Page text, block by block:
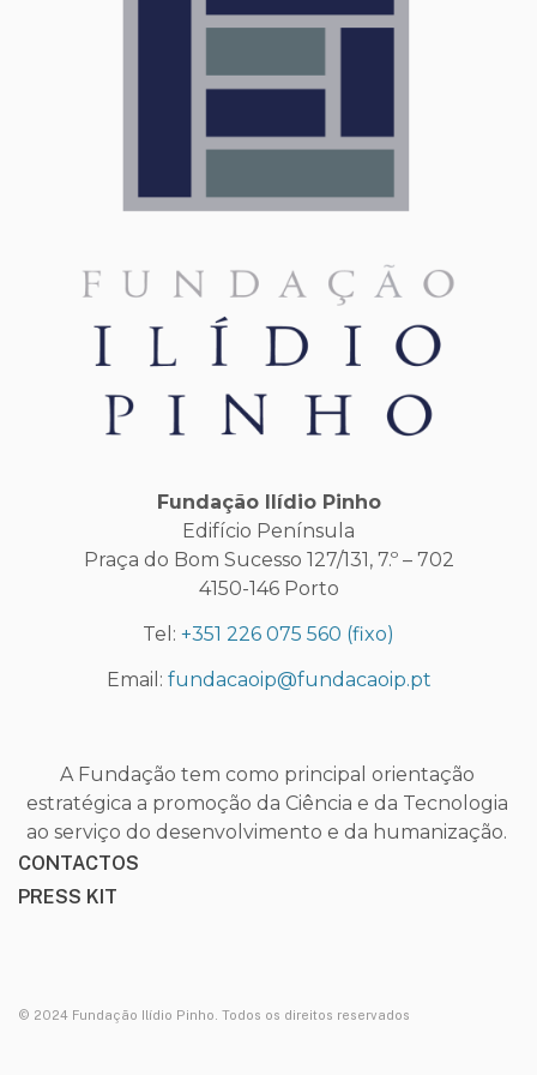
Fundação Ilídio Pinho
Edifício Península
Praça do Bom Sucesso 127/131, 7.º – 702
4150-146 Porto
Tel: +351 226 075 560 (fixo)
Email: fundacaoip@fundacaoip.pt
A Fundação tem como principal orientação
estratégica a promoção da Ciência e da Tecnologia
ao serviço do desenvolvimento e da humanização.
CONTACTOS
PRESS KIT
© 2024 Fundação Ilídio Pinho. Todos os direitos reservados